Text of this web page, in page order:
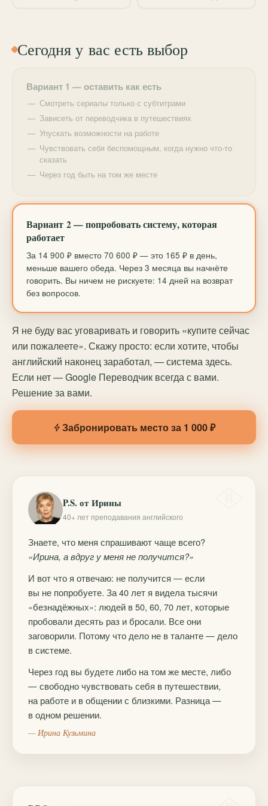
Сегодня у вас есть выбор
Вариант 1 — оставить как есть
Смотреть сериалы только с субтитрами
Зависеть от переводчика в путешествиях
Упускать возможности на работе
Чувствовать себя беспомощным, когда нужно что-то
сказать
Через год быть на том же месте
Вариант 2 — попробовать систему, которая
работает
За 14 900 ₽ вместо 70 600 ₽ — это 165 ₽ в день,
меньше вашего обеда. Через 3 месяца вы начнёте
говорить. Вы ничем не рискуете: 14 дней на возврат
без вопросов.
Я не буду вас уговаривать и говорить «купите сейчас
или пожалеете». Скажу просто: если хотите, чтобы
английский наконец заработал, — система здесь.
Если нет — Google Переводчик всегда с вами.
Решение за вами.
Забронировать место за 1 000 ₽
P.S. от Ирины
40+ лет преподавания английского
Знаете, что меня спрашивают чаще всего?
«Ирина, а вдруг у меня не получится?»
И вот что я отвечаю: не получится — если
вы не попробуете. За 40 лет я видела тысячи
«безнадёжных»: людей в 50, 60, 70 лет, которые
пробовали десять раз и бросали. Все они
заговорили. Потому что дело не в таланте — дело
в системе.
Через год вы будете либо на том же месте, либо
— свободно чувствовать себя в путешествии,
на работе и в общении с близкими. Разница —
в одном решении.
— Ирина Кузьмина